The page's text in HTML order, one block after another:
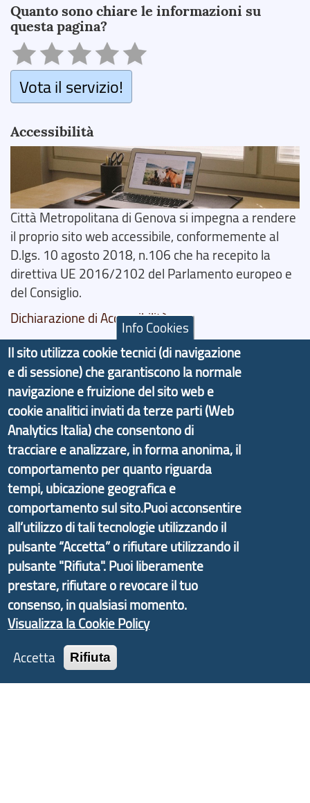
Quanto sono chiare le informazioni su
questa pagina?
Vota il servizio!
Accessibilità
Città Metropolitana di Genova si impegna a rendere
il proprio sito web accessibile, conformemente al
D.lgs. 10 agosto 2018, n.106 che ha recepito la
direttiva UE 2016/2102 del Parlamento europeo e
del Consiglio.
Dichiarazione di Accessibilità
Il progetto Aree Interne
Il portale di marketing territoriale e sviluppo locale
di Genova Città Metropolitana si è sviluppato a
partire dal progetto nazionale Aree Interne
promosso dal Dipartimento per lo Sviluppo
Economico e finalizzato al rilancio socio-economico
delle valli dell’entroterra. In particolare fornisce
informazioni ed aggiornamenti sullaStrategia
d'Area Antola-Tigullio, in collaborazione con Regione
Liguria ed ANCI Liguria.
Copyright © 2017 Città metropolitana di Genova |
CF: 80007350103
Info Cookies
Il sito utilizza cookie tecnici (di navigazione
e di sessione) che garantiscono la normale
navigazione e fruizione del sito web e
cookie analitici inviati da terze parti (Web
Analytics Italia) che consentono di
tracciare e analizzare, in forma anonima, il
comportamento per quanto riguarda
tempi, ubicazione geografica e
comportamento sul sito.Puoi acconsentire
all’utilizzo di tali tecnologie utilizzando il
pulsante “Accetta” o rifiutare utilizzando il
pulsante "Rifiuta". Puoi liberamente
prestare, rifiutare o revocare il tuo
consenso, in qualsiasi momento.
Visualizza la Cookie Policy
Accetta
Rifiuta